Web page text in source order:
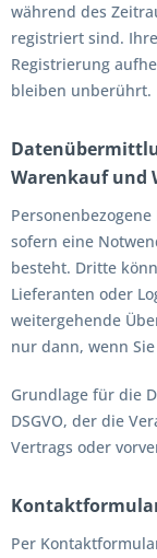
während des
registriert sind.
Registrierung
bleiben unberührt.
Warenkauf und
sofern eine
besteht. Dritte
Lieferanten oder
weitergehende
nur dann, wenn
Grundlage für die
DSGVO, der die
Vertrags oder
Per